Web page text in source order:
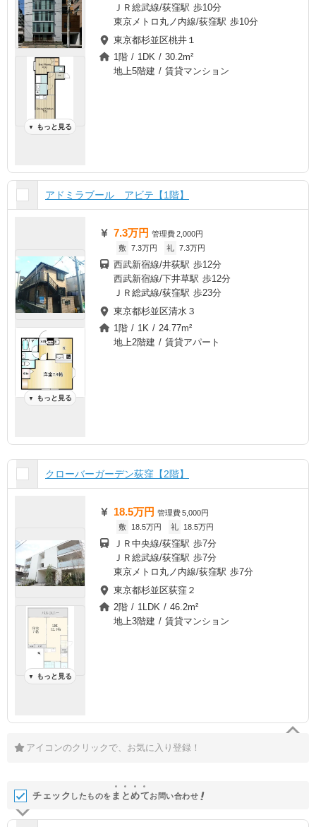
▼ もっと見る
ＪＲ総武線/荻窪駅 歩10分
東京メトロ丸ノ内線/荻窪駅 歩10分
東京都杉並区桃井１
1階 / 1DK / 30.2m²
地上5階建 / 賃貸マンション
アドミラブール アビテ【1階】
▼ もっと見る
7.3万円 管理費2,000円
敷 7.3万円 礼 7.3万円
西武新宿線/井荻駅 歩12分
西武新宿線/下井草駅 歩12分
ＪＲ総武線/荻窪駅 歩23分
東京都杉並区清水３
1階 / 1K / 24.77m²
地上2階建 / 賃貸アパート
クローバーガーデン荻窪【2階】
▼ もっと見る
18.5万円 管理費5,000円
敷
18.5万円 礼 18.5万円
ＪＲ中央線/荻窪駅 歩7分
ＪＲ総武線/荻窪駅 歩7分
東京メトロ丸ノ内線/荻窪駅 歩7分
東京都杉並区荻窪２
2階 / 1LDK / 46.2m²
地上3階建 / 賃貸マンション
アイコンのクリックで、お気に入り登録！
チェック したものを ま とめてお問い合わせ